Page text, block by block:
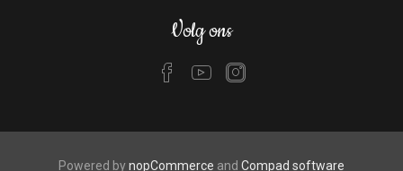
Volg ons
Powered bynopCommerce and Compad software